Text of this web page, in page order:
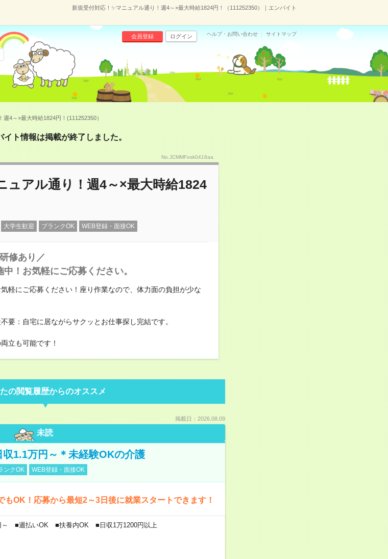
新規受付対応！✨マニュアル通り！週4～×最大時給1824円！（111252350）｜エンバイト
会員登録 ログイン ヘルプ・お問い合わせ サイトマップ
週4～×最大時給1824円！(111252350）
イト情報は掲載が終了しました。
No.JCMMFosk0418aa
ュアル通り！週4～×最大時給1824
大学生歓迎 ブランクOK WEB登録・面接OK
修あり／
！お気軽にご応募ください。
軽にご応募ください！座り作業なので、体力面の負担が少な
要：自宅に居ながらサクッとお仕事探し完結です。
立も可能です！
の閲覧履歴からのオススメ
掲載日：2026.08.09
未読
1.1万円～＊未経験OKの介護
ンクOK WEB登録・面接OK
OK！応募から最短2～3日後に就業スタートできます！
～ ■週払いOK ■扶養内OK ■日収1万1200円以上